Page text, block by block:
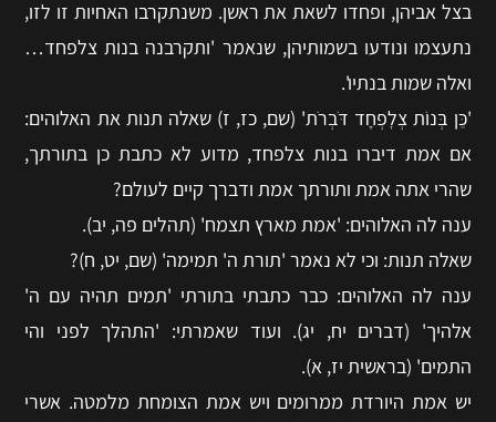
בצל אביהן, ופחדו לשאת את ראשן. משנתקרבו האחיות זו לזו,
נתעצמו ונודעו בשמותיהן, שנאמר 'ותקרבנה בנות צלפחד…
ואלה שמות בנתיו'.
'כֵּן בְּנוֹת צְלׇפְחָד דֹּבְרֹת' (שם, כז, ז) שאלה תנות את האלוהים:
אם אמת דיברו בנות צלפחד, מדוע לא כתבת כן בתורתך,
שהרי אתה אמת ותורתך אמת ודברך קיים לעולם?
ענה לה האלוהים: 'אמת מארץ תצמח' (תהלים פה, יב).
שאלה תנות: וכי לא נאמר 'תורת ה' תמימה' (שם, יט, ח)?
ענה לה האלוהים: כבר כתבתי בתורתי 'תמים תהיה עם ה'
אלהיך' (דברים יח, יג). ועוד שאמרתי: 'התהלך לפני והי
התמים' (בראשית יז, א).
יש אמת היורדת ממרומים ויש אמת הצומחת מלמטה. אשרי